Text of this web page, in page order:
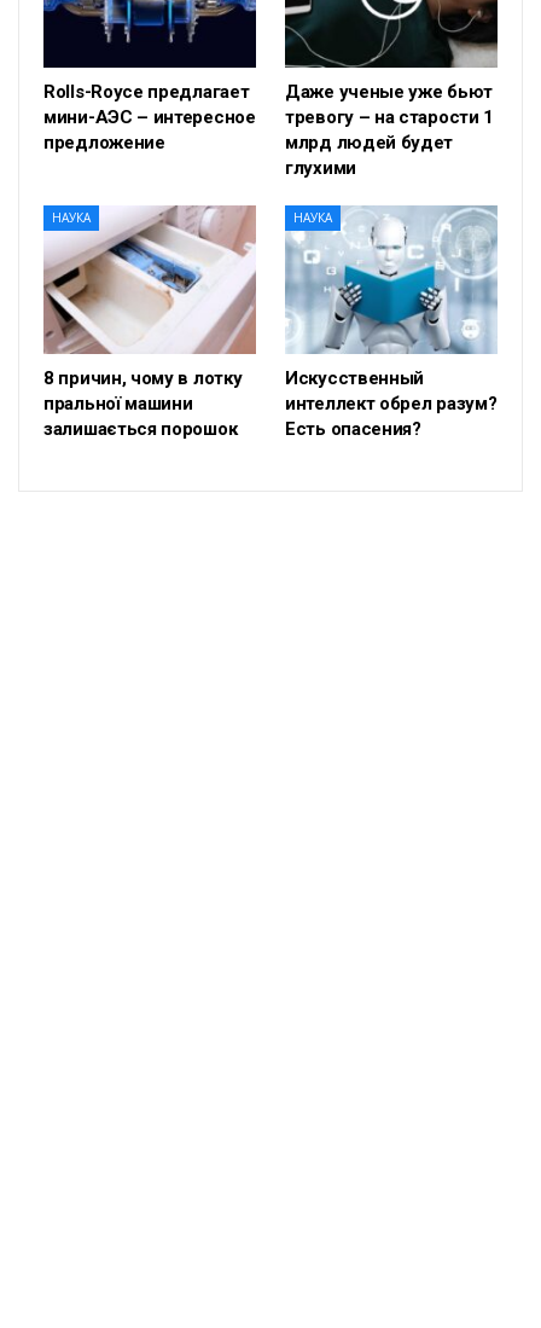
Rolls-Royce предлагает
мини-АЭС – интересное
предложение
Даже ученые уже бьют
тревогу – на старости 1
млрд людей будет
глухими
НАУКА
8 причин, чому в лотку
пральної машини
залишається порошок
НАУКА
Искусственный
интеллект обрел разум?
Есть опасения?